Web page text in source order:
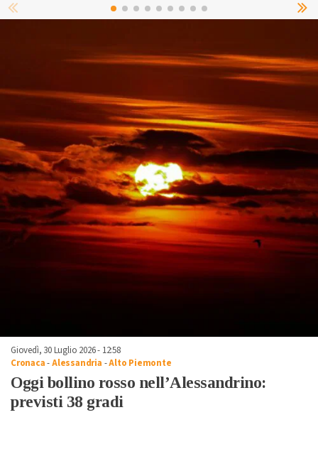
Giovedì, 30 Luglio 2026 - 12:58
Cronaca-Alessandria -Alto Piemonte
Oggi bollino rosso nell’Alessandrino:
previsti 38 gradi